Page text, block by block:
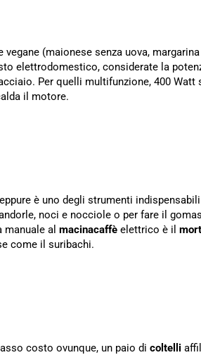
(maionese senza uova,
elettrodomestico, considerate la
Per quelli multifunzione, 400
il motore.
è uno degli strumenti
noci e nocciole o per fare il
manuale al macinacaffè elettrico è il
come il suribachi.
costo ovunque, un paio di coltelli